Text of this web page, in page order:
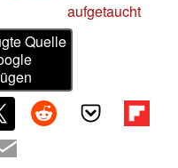
aufgetaucht
Quelle